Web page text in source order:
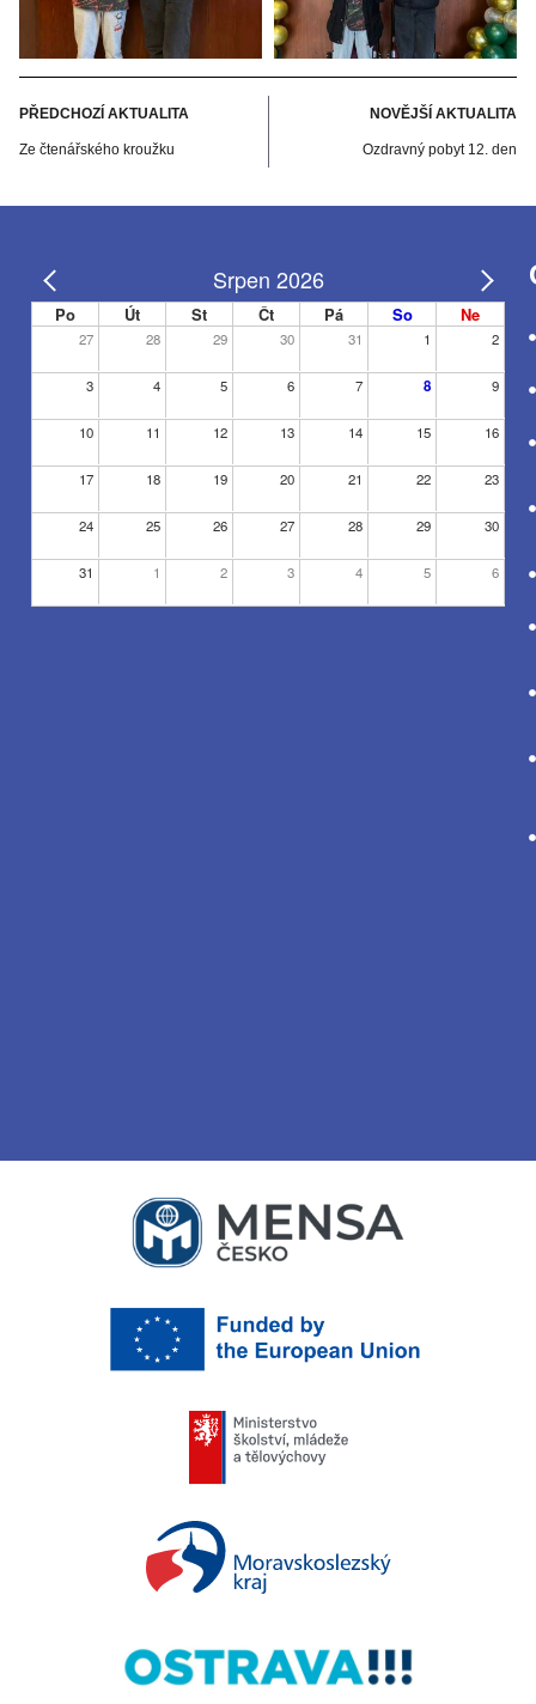
PŘEDCHOZÍ AKTUALITA
Ze čtenářského kroužku
NOVĚJŠÍ AKTUALITA
Ozdravný pobyt 12. den
Srpen 2026
Po Út St Čt Pá So Ne
27 28 29 30 31 1 2
3 4 5 6 7 8 9
10 11 12 13 14 15 16
17 18 19 20 21 22 23
24 25 26 27 28 29 30
31 1 2 3 4 5 6